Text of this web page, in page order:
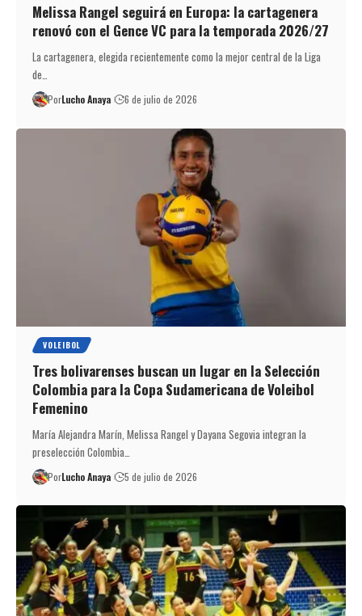
Melissa Rangel seguirá en Europa: la cartagenera
renovó con el Gence VC para la temporada 2026/27
La cartagenera, elegida recientemente como la mejor central de la Liga
de…
PorLucho Anaya 6 de julio de 2026
VOLEIBOL
Tres bolivarenses buscan un lugar en la Selección
Colombia para la Copa Sudamericana de Voleibol
Femenino
María Alejandra Marín, Melissa Rangel y Dayana Segovia integran la
preselección Colombia…
PorLucho Anaya 5 de julio de 2026